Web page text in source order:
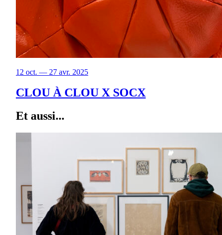
12 oct. — 27 avr. 2025
CLOU À CLOU X SOCX
Et aussi...